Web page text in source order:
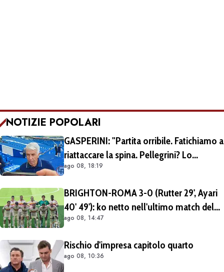
NOTIZIE POPOLARI
GASPERINI: "Partita orribile. Fatichiamo a
riattaccare la spina. Pellegrini? Lo
rivedremo in campo tra un mese.
ago 08, 18:19
BRIGHTON-ROMA 3-0 (Rutter 29', Ayari
40' 49'): ko netto nell'ultimo match del
tour britannico (FOTO e VIDEO)
ago 08, 14:47
Rischio d'impresa capitolo quarto
ago 08, 10:36